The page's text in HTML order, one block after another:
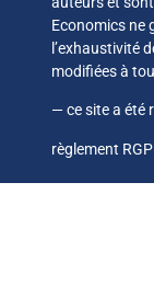
Economics ne
l’exhaustivité
modifiées à
— ce site a été
règlement